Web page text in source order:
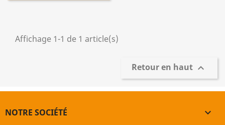
Affichage 1-1 de 1 article(s)
Retour en haut 
NOTRE SOCIÉTÉ 